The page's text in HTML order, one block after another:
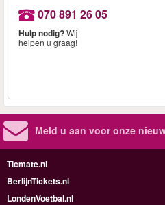
070 891 26 05
Hulp nodig?Wij
helpen u graag!
Meld u aan voor onze
Ticmate.nl
BerlijnTickets.nl
LondenVoetbal.nl